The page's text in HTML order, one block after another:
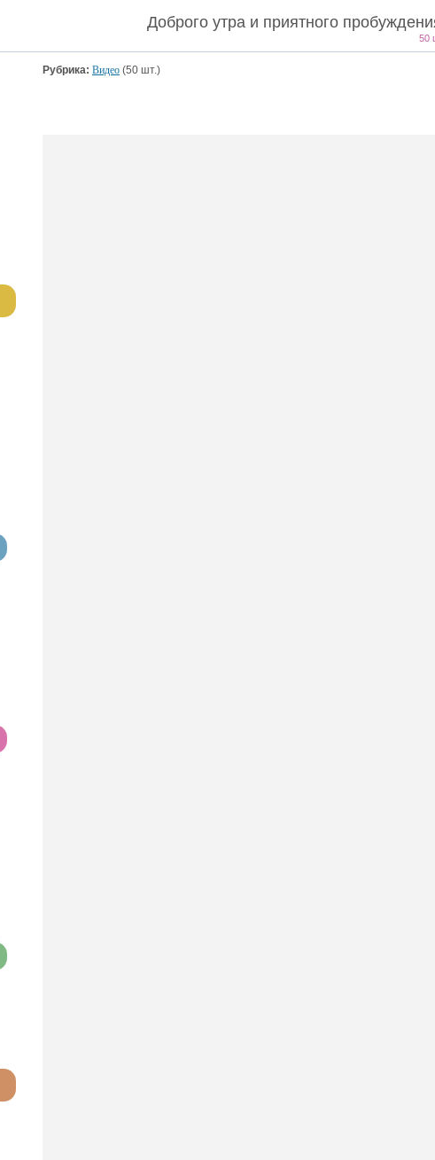
Доброго утра и приятного
50
Рубрика: Видео (50 шт.)